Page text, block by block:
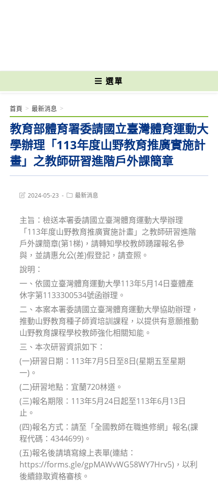
選單
教育部體育署委請國立臺灣體育運動大
學辦理「113年度山野教育推廣實施計
畫」之教師研習進階戶外課簡章
首頁 > 最新消息 >
Post2024-05-23
Post最新消息
主旨：檢送本署委請國立臺灣體育運動大學辦理
「113年度山野教育推廣實施計畫」之教師研習進階
戶外課簡章(第1梯)，請轉知學校教師踴躍報名參
與，並請惠允公(差)假登記，請查照。
說明：
一、依國立臺灣體育運動大學113年5月14日臺體產
休字第1133300534號函辦理。
二、本案本署委請國立臺灣體育運動大學協助辦理，
推動山野教育種子師資培訓課程，以提供有意願推動
山野教育課程學校教師強化相關知能。
三、本次研習資訊如下：
(一)研習日期：113年7月5日至8日(星期五至星期
一)。
(二)研習地點：宜蘭720林道。
(三)報名期限：113年5月24日起至113年6月13日
止。
(四)報名方式：請至「全國教師在職進修網」報名(課
程代碼：4344699)。
(五)報名後請填寫線上表單(連結：
https://forms.gle/gpMAWvWG58WY7Hrv5)，以利
後續錄取資格審核。